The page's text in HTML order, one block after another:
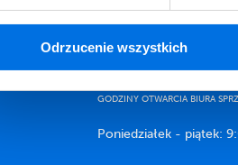
Odrzucenie wszystkich
A – część
GODZINY OTWARCIA BIURA
Poniedziałek - piątek: